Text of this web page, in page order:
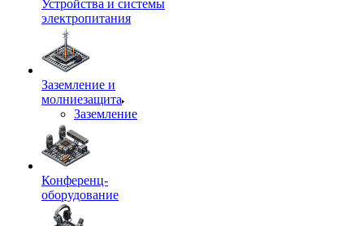
Устройства и системы
электропитания
Заземление и
молниезащита
Заземление
Конференц-
оборудование